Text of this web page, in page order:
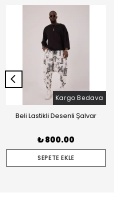
Kargo Bedava
Beli Lastikli Desenli Şalvar
₺ 800.00
SEPETE EKLE